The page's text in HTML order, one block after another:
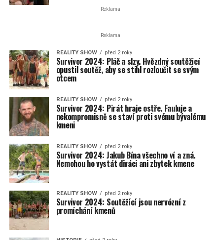
Reklama
Reklama
REALITY SHOW před 2 roky
Survivor 2024: Pláč a slzy. Hvězdný soutěžící
opustil soutěž, aby se stihl rozloučit se svým
otcem
REALITY SHOW před 2 roky
Survivor 2024: Pirát hraje ostře. Fauluje a
nekompromisně se staví proti svému bývalému
kmeni
REALITY SHOW před 2 roky
Survivor 2024: Jakub Bína všechno ví a zná.
Nemohou ho vystát diváci ani zbytek kmene
REALITY SHOW před 2 roky
Survivor 2024: Soutěžící jsou nervózní z
promíchání kmenů